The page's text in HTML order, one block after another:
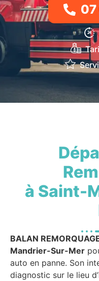
07
à Saint-
BALAN
Mandrier-Sur-Mer
auto en panne. Son
diagnostic sur le lieu